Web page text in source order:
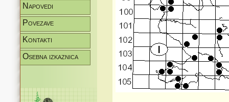
Napovedi
Povezave
Kontakti
Osebna izkaznica